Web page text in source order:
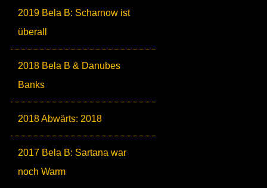
2019 Bela B: Scharnow ist
überall
2018 Bela B & Danubes
Banks
2018 Abwärts: 2018
2017 Bela B: Sartana war
noch Warm